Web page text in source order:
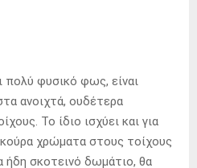
πολύ φυσικό φως, είναι
ανοιχτά, ουδέτερα
Το ίδιο ισχύει και για
χρώματα στους τοίχους
ήδη σκοτεινό δωμάτιο, θα